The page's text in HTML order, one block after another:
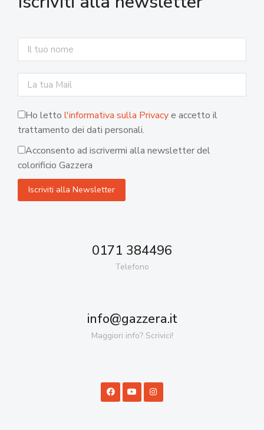
Ho letto l'informativa sulla Privacye accetto il
trattamento dei dati personali.
Acconsento ad iscrivermi alla newsletter del
colorificio Gazzera
0171 384496
Telefono
info@gazzera.it
Maggiori info? Scrivici!